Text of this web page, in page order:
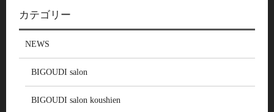
カテゴリー
NEWS
BIGOUDI salon
BIGOUDI salon koushien